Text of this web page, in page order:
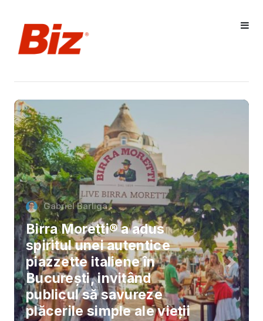
Gabriel Barliga
Birra Moretti® a adus
spiritul unei autentice
piazzette italiene în
București, invitând
publicul să savureze
plăcerile simple ale vieții